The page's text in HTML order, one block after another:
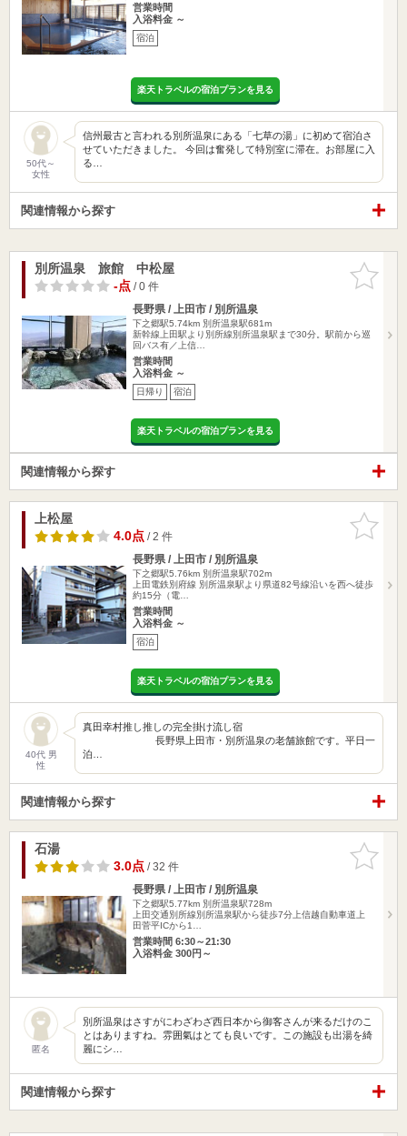
営業時間
入浴料金 ～
宿泊
楽天トラベルの宿泊プランを見る
50代～
女性
信州最古と言われる別所温泉にある「七草の湯」に初めて宿泊さ
せていただきました。 今回は奮発して特別室に滞在。お部屋に入
る…
関連情報から探す
お気に入
りに追加
別所温泉 旅館 中松屋
-点/ 0 件
長野県 / 上田市 / 別所温泉
下之郷駅5.74km 別所温泉駅681m
新幹線上田駅より別所線別所温泉駅まで30分。駅前から巡
回バス有／上信…
営業時間
入浴料金 ～
日帰り 宿泊
楽天トラベルの宿泊プランを見る
関連情報から探す
お気に入
りに追加
上松屋
4.0点/ 2 件
長野県 / 上田市 / 別所温泉
下之郷駅5.76km 別所温泉駅702m
上田電鉄別府線 別所温泉駅より県道82号線沿いを西へ徒歩
約15分（電…
営業時間
入浴料金 ～
宿泊
楽天トラベルの宿泊プランを見る
40代 男
性
真田幸村推し推しの完全掛け流し宿
長野県上田市・別所温泉の老舗旅館です。平日一
泊…
関連情報から探す
お気に入
りに追加
石湯
3.0点/ 32 件
長野県 / 上田市 / 別所温泉
下之郷駅5.77km 別所温泉駅728m
上田交通別所線別所温泉駅から徒歩7分上信越自動車道上
田菅平ICから1…
営業時間 6:30～21:30
入浴料金 300円～
匿名
別所温泉はさすがにわざわざ西日本から御客さんが来るだけのこ
とはありますね。雰囲氣はとても良いです。この施設も出湯を綺
麗にシ…
関連情報から探す